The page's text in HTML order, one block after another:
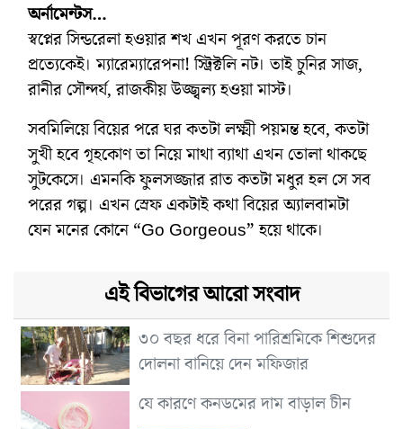
অর্নামেন্টস…
স্বপ্নের সিন্ডরেলা হওয়ার শখ এখন পূরণ করতে চান
প্রত্যেকেই। ম্যারেম্যারেপনা! স্ট্রিক্টলি নট। তাই চুনির সাজ,
রানীর সৌন্দর্য, রাজকীয় উজ্জ্বল্য হওয়া মাস্ট।
সবমিলিয়ে বিয়ের পরে ঘর কতটা লক্ষ্মী পয়মন্ত হবে, কতটা
সুখী হবে গৃহকোণ তা নিয়ে মাথা ব্যাথা এখন তোলা থাকছে
সুটকেসে। এমনকি ফুলসজ্জার রাত কতটা মধুর হল সে সব
পরের গল্প। এখন স্রেফ একটাই কথা বিয়ের অ্যালবামটা
যেন মনের কোনে “Go Gorgeous” হয়ে থাকে।
এই বিভাগের আরো সংবাদ
৩০ বছর ধরে বিনা পারিশ্রমিকে শিশুদের
দোলনা বানিয়ে দেন মফিজার
যে কারণে কনডমের দাম বাড়াল চীন